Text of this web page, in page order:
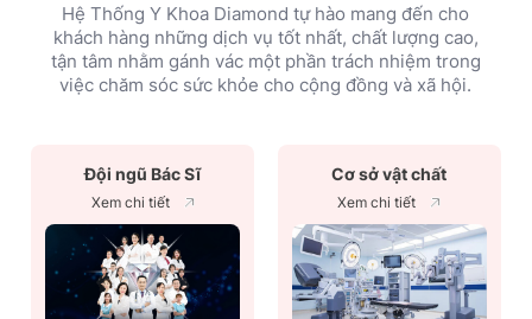
Hệ Thống Y Khoa Diamond tự hào mang đến cho
khách hàng những dịch vụ tốt nhất, chất lượng cao,
tận tâm nhằm gánh vác một phần trách nhiệm trong
việc chăm sóc sức khỏe cho cộng đồng và xã hội.
Đội ngũ Bác Sĩ
Xem chi tiết
Cơ sở vật chất
Xem chi tiết